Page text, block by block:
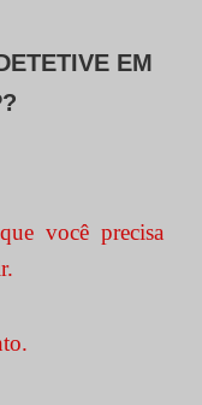
EM
você precisa